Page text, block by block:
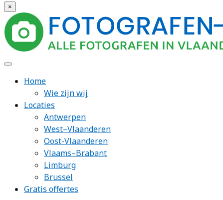
×
Home
Wie zijn wij
Locaties
Antwerpen
West–Vlaanderen
Oost-Vlaanderen
Vlaams–Brabant
Limburg
Brussel
Gratis offertes